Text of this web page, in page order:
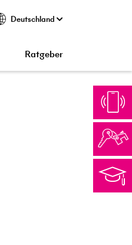
Deutschland
Ratgeber